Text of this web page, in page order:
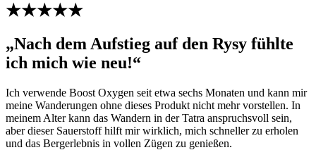
★★★★★
„Nach dem Aufstieg auf den Rysy fühlte
ich mich wie neu!“
Ich verwende Boost Oxygen seit etwa sechs Monaten und kann mir
meine Wanderungen ohne dieses Produkt nicht mehr vorstellen. In
meinem Alter kann das Wandern in der Tatra anspruchsvoll sein,
aber dieser Sauerstoff hilft mir wirklich, mich schneller zu erholen
und das Bergerlebnis in vollen Zügen zu genießen.